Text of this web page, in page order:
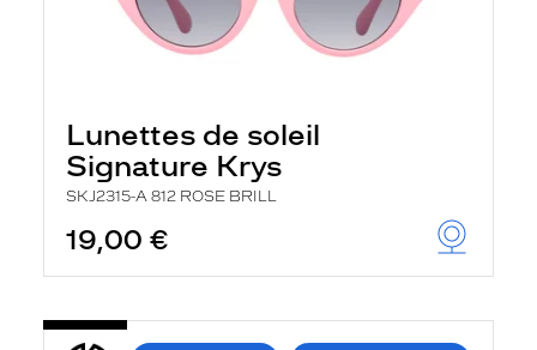
Lunettes de soleil
Signature Krys
SKJ2315-A 812 ROSE BRILL
19,00 €